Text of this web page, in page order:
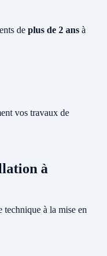
de plus de 2 ans à
vos travaux de
à
à la mise en